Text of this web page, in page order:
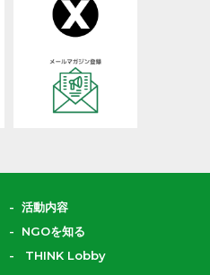
活動内容
NGOを知る
THINK Lobby